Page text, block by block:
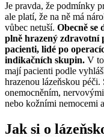
Je pravda, že podmínky
ale platí, že na ně má
vůbec netuší. Obecně se
plně hrazený zdravotní
pacienti, lidé po
indikačních skupin. V
mají pacienti podle
hrazenou lázeňskou
onemocněním,
nebo kožními nemocemi
Jak si o